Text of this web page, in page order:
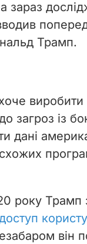
Трамп.
виробити
загроз із
дані
року Трамп
він